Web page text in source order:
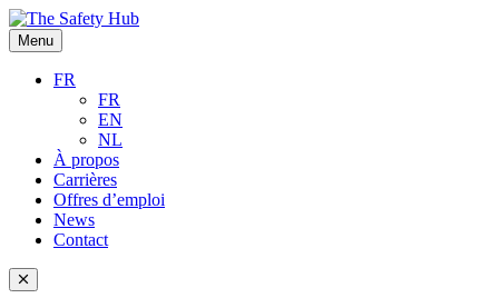
Menu
FR
FR
EN
NL
À propos
Carrières
Offres d’emploi
News
Contact